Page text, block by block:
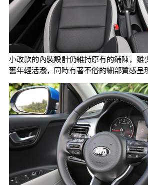
小改款的內裝設計仍維持原有的鋪陳，雖
舊年輕活潑，同時有著不俗的細部質感呈